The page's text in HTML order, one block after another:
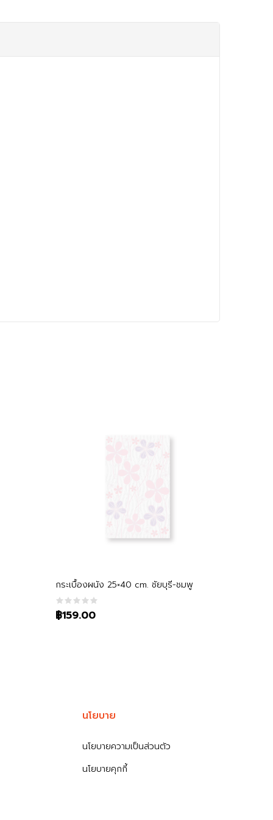
กระเบื้องผนัง 25×40 cm. ชัยบุรี-ชมพู
฿159.00
หยิบใส่ตะกร้า
นโยบาย
นโยบายความเป็นส่วนตัว
นโยบายคุกกี้